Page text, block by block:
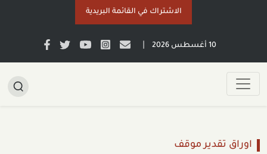
الاشتراك في القائمة البريدية
10 أغسطس 2026
اوراق تقدير موقف